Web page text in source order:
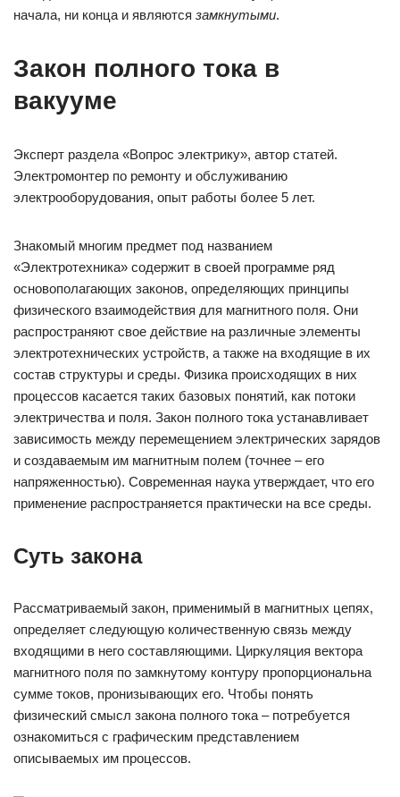
начала, ни конца и являются замкнутыми.
Закон полного тока в
вакууме
Эксперт раздела «Вопрос электрику», автор статей.
Электромонтер по ремонту и обслуживанию
электрооборудования, опыт работы более 5 лет.
Знакомый многим предмет под названием
«Электротехника» содержит в своей программе ряд
основополагающих законов, определяющих принципы
физического взаимодействия для магнитного поля. Они
распространяют свое действие на различные элементы
электротехнических устройств, а также на входящие в их
состав структуры и среды. Физика происходящих в них
процессов касается таких базовых понятий, как потоки
электричества и поля. Закон полного тока устанавливает
зависимость между перемещением электрических зарядов
и создаваемым им магнитным полем (точнее – его
напряженностью). Современная наука утверждает, что его
применение распространяется практически на все среды.
Суть закона
Рассматриваемый закон, применимый в магнитных цепях,
определяет следующую количественную связь между
входящими в него составляющими. Циркуляция вектора
магнитного поля по замкнутому контуру пропорциональна
сумме токов, пронизывающих его. Чтобы понять
физический смысл закона полного тока – потребуется
ознакомиться с графическим представлением
описываемых им процессов.